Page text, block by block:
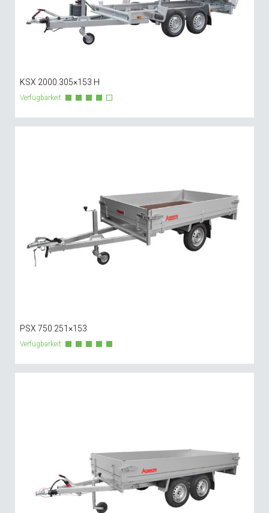
KSX 2000.305×153 H
Verfügbarkeit:
PSX 750.251×153
Verfügbarkeit: